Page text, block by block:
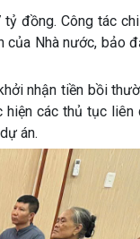
đồng. Công tác
của Nhà nước, bảo
nhận tiền bồi
các thủ tục liên
án.